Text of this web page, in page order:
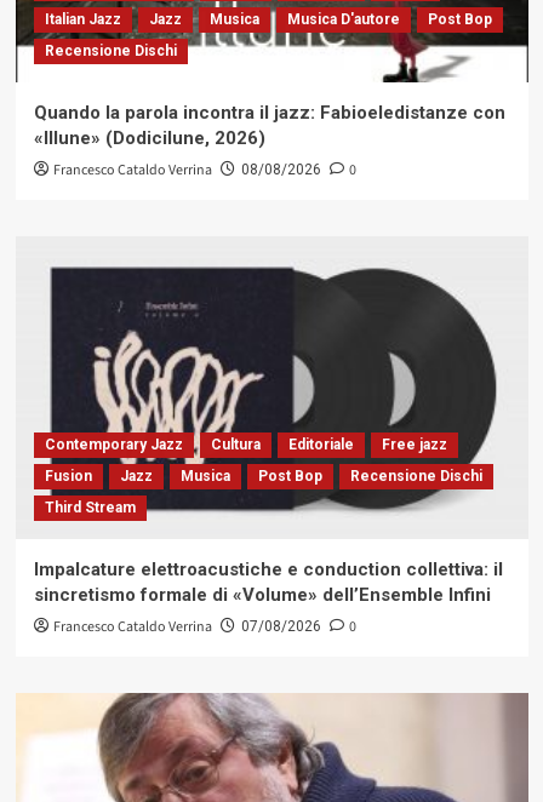
Italian Jazz
Jazz Musica Musica D'autore
Post Bop
Recensione Dischi
Quando la parola incontra il jazz: Fabioeledistanze con
«Illune» (Dodicilune, 2026)
Francesco Cataldo Verrina 08/08/2026 0
Contemporary Jazz Cultura Editoriale
Free jazz
Fusion
Jazz Musica Post Bop
Recensione Dischi
Third Stream
Impalcature elettroacustiche e conduction collettiva: il
sincretismo formale di «Volume» dell’Ensemble Infini
Francesco Cataldo Verrina 07/08/2026 0